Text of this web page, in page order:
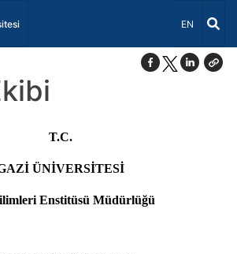
Dil Seçiniz
EN
T.C.
ÜNİVERSİTESİ
Enstitüsü Müdürlüğü